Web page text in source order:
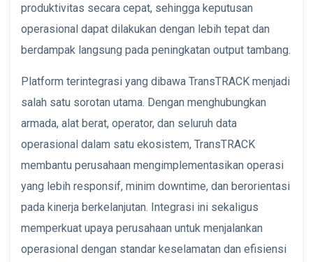
produktivitas secara cepat, sehingga keputusan
operasional dapat dilakukan dengan lebih tepat dan
berdampak langsung pada peningkatan output tambang.
Platform terintegrasi yang dibawa TransTRACK menjadi
salah satu sorotan utama. Dengan menghubungkan
armada, alat berat, operator, dan seluruh data
operasional dalam satu ekosistem, TransTRACK
membantu perusahaan mengimplementasikan operasi
yang lebih responsif, minim downtime, dan berorientasi
pada kinerja berkelanjutan. Integrasi ini sekaligus
memperkuat upaya perusahaan untuk menjalankan
operasional dengan standar keselamatan dan efisiensi